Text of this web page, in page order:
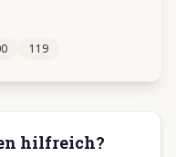
119
hilfreich?